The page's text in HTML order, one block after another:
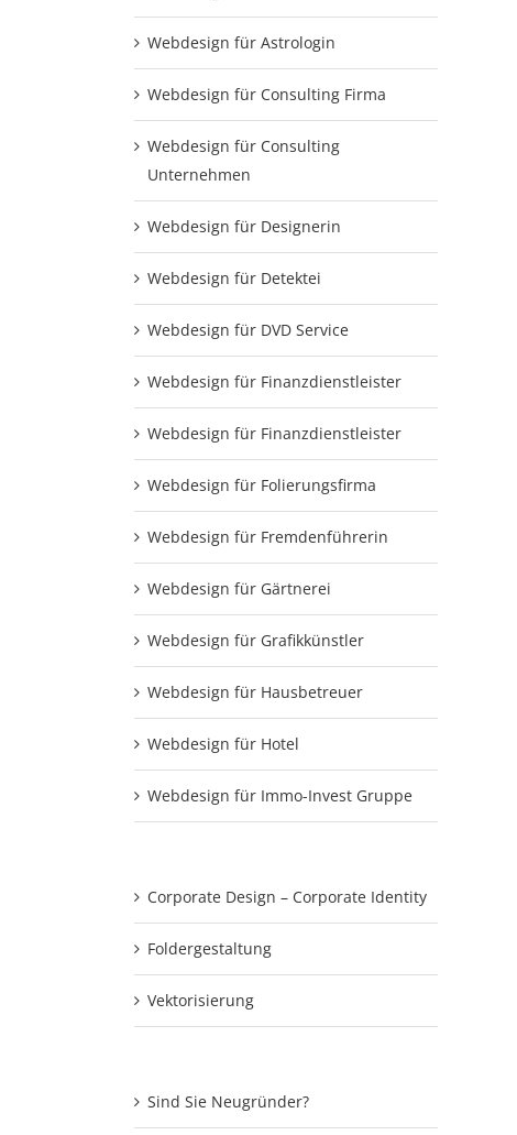
Webdesign für Astrologin
Webdesign für Consulting Firma
Webdesign für Consulting
Unternehmen
Webdesign für Designerin
Webdesign für Detektei
Webdesign für DVD Service
Webdesign für Finanzdienstleister
Webdesign für Finanzdienstleister
Webdesign für Folierungsfirma
Webdesign für Fremdenführerin
Webdesign für Gärtnerei
Webdesign für Grafikkünstler
Webdesign für Hausbetreuer
Webdesign für Hotel
Webdesign für Immo-Invest Gruppe
Corporate Design – Corporate Identity
Foldergestaltung
Vektorisierung
Sind Sie Neugründer?